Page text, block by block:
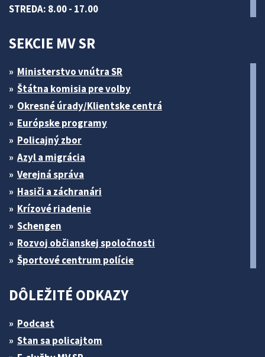
STREDA: 8.00 - 17.00
SEKCIE MV SR
Ministerstvo vnútra SR
Štátna komisia pre volby
Okresné úrady/Klientske centrá
Európske programy
Policajný zbor
Azyl a migrácia
Verejná správa
Hasiči a záchranári
Krízové riadenie
Schengen
Rozvoj občianskej spoločnosti
Športové centrum polície
DÔLEŽITÉ ODKAZY
Podcast
Stan sa policajtom